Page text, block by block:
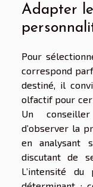
Adapter
Pour
correspond
destiné, il
olfactif pour
Un
d’observer la
en analysant
discutant de
L’intensité